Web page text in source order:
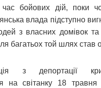
бойових дій, поки
влада підступно
з власних домівок
багатьох той шлях став
з депортації
на світанку 18